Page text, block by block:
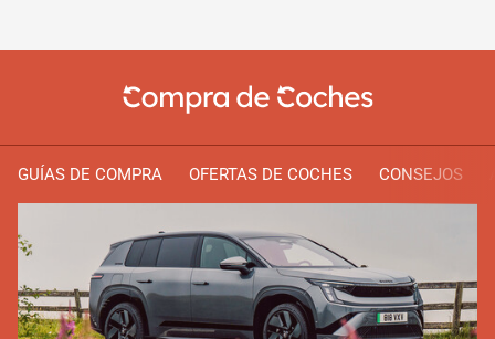
GUÍAS DE COMPRA OFERTAS DE COCHES CONSEJOS